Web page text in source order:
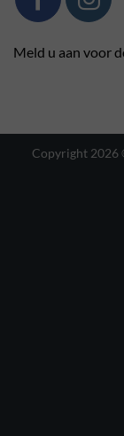
Meld u aan voor
Copyright 2026